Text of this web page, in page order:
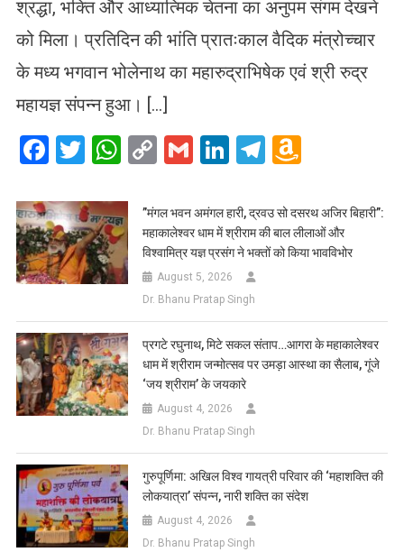
श्रद्धा, भक्ति और आध्यात्मिक चेतना का अनुपम संगम देखने
को मिला। प्रतिदिन की भांति प्रातःकाल वैदिक मंत्रोच्चार
के मध्य भगवान भोलेनाथ का महारुद्राभिषेक एवं श्री रुद्र
महायज्ञ संपन्न हुआ। […]
Facebook
Twitter
WhatsApp
CopyGmailLinkedIn
Telegram
List
​”मंगल भवन अमंगल हारी, द्रवउ सो दसरथ अजिर बिहारी”:
महाकालेश्वर धाम में श्रीराम की बाल लीलाओं और
विश्वामित्र यज्ञ प्रसंग ने भक्तों को किया भावविभोर
August 5, 2026
Dr. Bhanu Pratap Singh
प्रगटे रघुनाथ, मिटे सकल संताप…आगरा के महाकालेश्वर
धाम में श्रीराम जन्मोत्सव पर उमड़ा आस्था का सैलाब, गूंजे
‘जय श्रीराम’ के जयकारे
August 4, 2026
Dr. Bhanu Pratap Singh
गुरुपूर्णिमा: अखिल विश्व गायत्री परिवार की ‘महाशक्ति की
लोकयात्रा’ संपन्न, नारी शक्ति का संदेश
August 4, 2026
Dr. Bhanu Pratap Singh